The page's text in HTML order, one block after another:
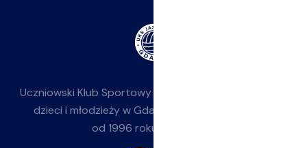
Uczniowski Klub Sportowy
dzieci i młodzieży w Gdańsku-Jasieniu. Działamy
od 1996 roku przy SP 85.